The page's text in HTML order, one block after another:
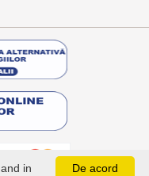
De acord
in